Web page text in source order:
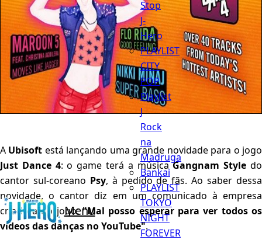
Menu
Stop
J-
Hero
PLAYLIST
CITY
POP
Playlist
J
Rock
na
Madruga
Bankai
PLAYLIST
TOKYO
NIGHT
FOREVER
A Ubisoft está lançando uma grande novidade para o jogo
Just Dance 4: o game terá a músicaGangnam Style do
cantor sul-coreano Psy, à pedido de fãs. Ao saber dessa
novidade, o cantor diz em um comunicado à empresa
criadora do jogo:"Mal posso esperar para ver todos os
vídeos das danças no YouTube".